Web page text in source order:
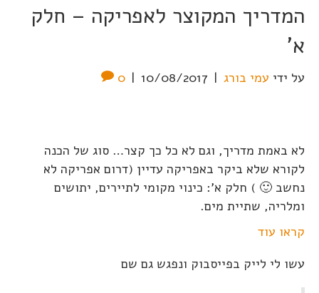
המדריך המקוצר לאפריקה – חלק
א'
על ידי עמי בורג |
10/08/2017
|
0
לא באמת מדריך, וגם לא כל כך קצר… סוג של הכנה
לקורא שלא ביקר באפריקה עדיין (דרום אפריקה לא
נחשב 🙂 ) חלק א': כינוי מקומי לתיירים, יתושים
ומלריה, שתיית מים.
קראו עוד
עשו לי לייק בפייסבוק ונפגש גם שם